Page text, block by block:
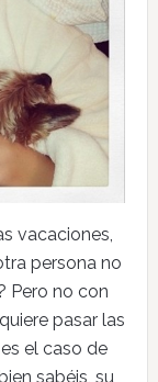
vacaciones,
persona no
Pero no con
pasar las
el caso de
sabéis, su